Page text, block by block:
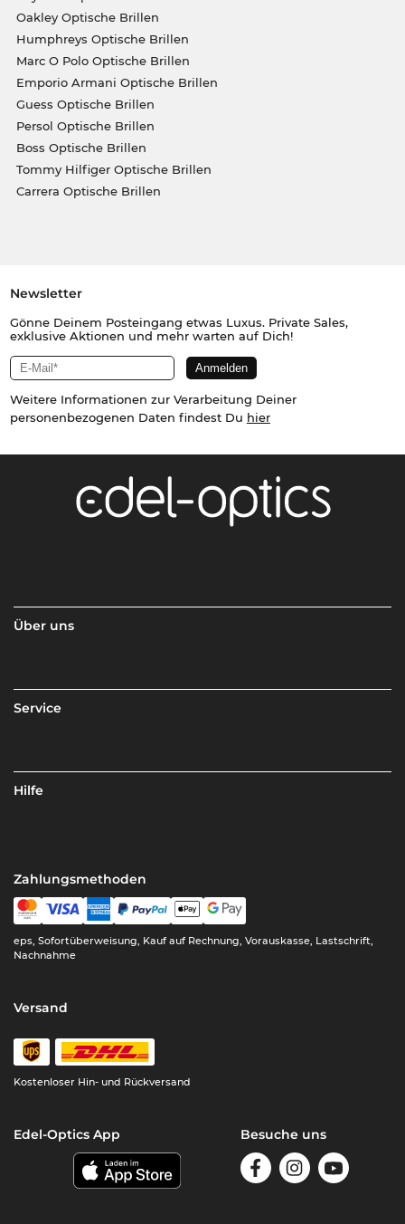
Oakley Optische Brillen
Humphreys Optische Brillen
Marc O Polo Optische Brillen
Emporio Armani Optische Brillen
Guess Optische Brillen
Persol Optische Brillen
Boss Optische Brillen
Tommy Hilfiger Optische Brillen
Carrera Optische Brillen
Newsletter
Gönne Deinem Posteingang etwas Luxus. Private Sales,
exklusive Aktionen und mehr warten auf Dich!
Weitere Informationen zur Verarbeitung Deiner
personenbezogenen Daten findest Du hier
Über uns
Service
Hilfe
Zahlungsmethoden
eps, Sofortüberweisung, Kauf auf Rechnung, Vorauskasse, Lastschrift,
Nachnahme
Versand
Kostenloser Hin- und Rückversand
Edel-Optics App Besuche uns